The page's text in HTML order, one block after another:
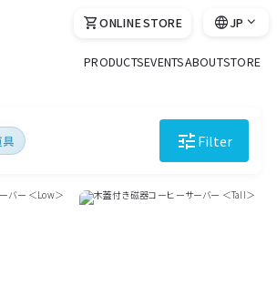
PRODUCTSEVENTSABOUTSTORE
shopping_cartONLINE STORE languageJP expand_more
languageEN
language
tuneFilter